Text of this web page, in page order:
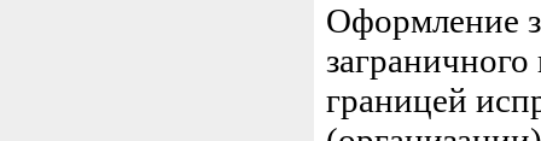
Оформление
границей